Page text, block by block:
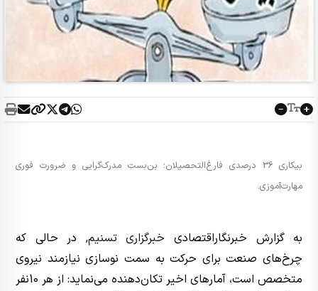
بیکاری 36 درصدی فارغ‌التحصیلان؛ بن‌بست مدرک‌گرایی و ضرورت فوری
مهارت‌آموزی.
به گزارش خبرنگاراقتصادی خبرگزاری تسنیم, در حالی که
چرخ‌های صنعت برای حرکت به سمت نوسازی نیازمند نیروی
متخصص است، آمارهای اخیر تکان‌دهنده می‌نماید: از هر 10نفر